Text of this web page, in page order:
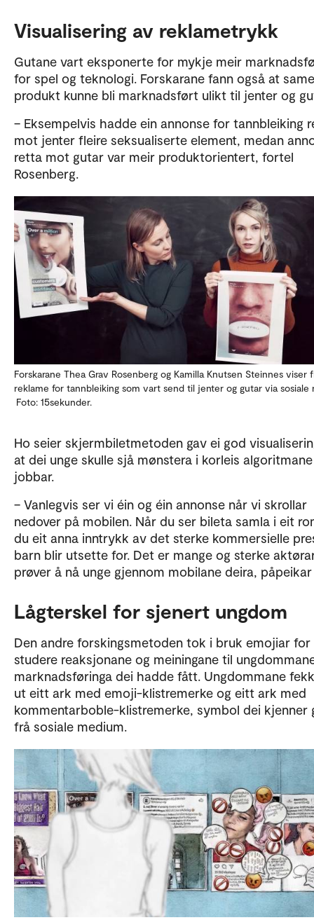
Visualisering av reklametrykk
Gutane vart eksponerte for mykje meir
for spel og teknologi. Forskarane fann også at same
produkt kunne bli marknadsført ulikt til jenter og
– Eksempelvis hadde ein annonse for tannbleiking
mot jenter fleire seksualiserte element, medan
retta mot gutar var meir produktorientert, fortel
Rosenberg.
Forskarane Thea Grav Rosenberg og Kamilla Knutsen Steinnes viser
reklame for tannbleiking som vart send til jenter og gutar via sosiale
Foto: 15sekunder.
Ho seier skjermbiletmetoden gav ei god
at dei unge skulle sjå mønstera i korleis algoritmane
jobbar.
– Vanlegvis ser vi éin og éin annonse når vi skrollar
nedover på mobilen. Når du ser bileta samla i eit
du eit anna inntrykk av det sterke kommersielle
barn blir utsette for. Det er mange og sterke
prøver å nå unge gjennom mobilane deira,
Lågterskel for sjenert ungdom
Den andre forskingsmetoden tok i bruk emojiar for
studere reaksjonane og meiningane til
marknadsføringa dei hadde fått. Ungdommane
ut eitt ark med emoji-klistremerke og eitt ark med
kommentarboble-klistremerke, symbol dei kjenner
frå sosiale medium.